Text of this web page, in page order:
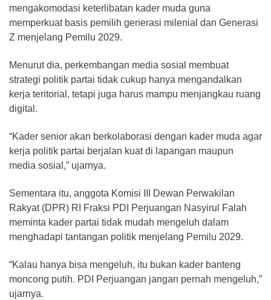
mengakomodasi keterlibatan kader muda guna
memperkuat basis pemilih generasi milenial dan Generasi
Z menjelang Pemilu 2029.
Menurut dia, perkembangan media sosial membuat
strategi politik partai tidak cukup hanya mengandalkan
kerja teritorial, tetapi juga harus mampu menjangkau ruang
digital.
“Kader senior akan berkolaborasi dengan kader muda agar
kerja politik partai berjalan kuat di lapangan maupun
media sosial,” ujarnya.
Sementara itu, anggota Komisi III Dewan Perwakilan
Rakyat (DPR) RI Fraksi PDI Perjuangan Nasyirul Falah
meminta kader partai tidak mudah mengeluh dalam
menghadapi tantangan politik menjelang Pemilu 2029.
“Kalau hanya bisa mengeluh, itu bukan kader banteng
moncong putih. PDI Perjuangan jangan pernah mengeluh,”
ujarnya.